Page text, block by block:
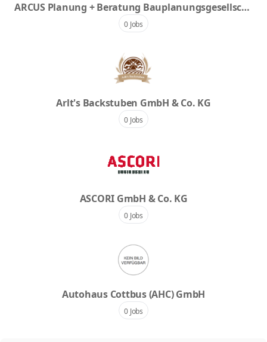
ARCUS Planung + Beratung Bauplanungsgesellsch
0 Jobs
Arlt's Backstuben GmbH & Co. KG
0 Jobs
ASCORI GmbH & Co. KG
0 Jobs
Autohaus Cottbus (AHC) GmbH
0 Jobs